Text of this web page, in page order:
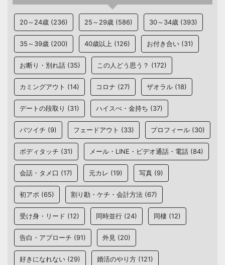
20～24歳 (236) 25～29歳 (586) 30～34歳 (393)
35～39歳 (200) 40歳以上 (126) お付き合い (31)
お断り・別れ話 (35) この人どう思う？ (172)
カミングアウト (14) コロナ (27) ザオラル (18)
デートの段取り (31) ハイスぺ・金持ち (37)
バツイチ (9) フェードアウト (33) プロフィール (30)
ボディタッチ (31) メール・LINE・ビデオ通話・電話 (84)
会話・タメ口 (17) 元カレ (19) 写真 (9)
初アポ (65) 割り勘・ケチ・会計方法 (67)
受け身・リード (12) 同時並行 (24) 同棲 (12)
告白・アプローチ (91) 外見 (20)
好きになれない (29) 婚活のやり方 (121)